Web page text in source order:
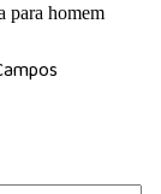
para homem